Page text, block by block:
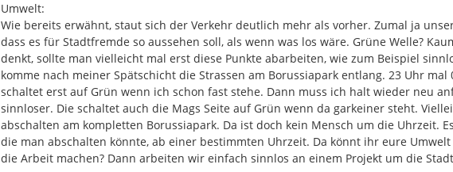
Scharnhorststraße
So gehts:
Auf Button "Ihre Meldung" klicken
Auf der Karte den Standort der
Kurzbeschreibung im Textfeld verfassen
Umwelt:
Wie bereits erwähnt, staut sich der Verkehr deutlich mehr als vorher. Zumal ja
dass es für Stadtfremde so aussehen soll, als wenn was los wäre. Grüne Welle?
denkt, sollte man vielleicht mal erst diese Punkte abarbeiten, wie zum Beispiel
komme nach meiner Spätschicht die Strassen am Borussiapark entlang. 23 Uhr
schaltet erst auf Grün wenn ich schon fast stehe. Dann muss ich halt wieder neu
sinnloser. Die schaltet auch die Mags Seite auf Grün wenn da garkeiner steht.
abschalten am kompletten Borussiapark. Da ist doch kein Mensch um die Uhrzeit.
die man abschalten könnte, ab einer bestimmten Uhrzeit. Da könnt ihr eure
die Arbeit machen? Dann arbeiten wir einfach sinnlos an einem Projekt um die